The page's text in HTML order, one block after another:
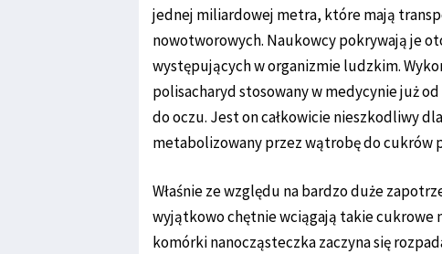
jednej miliardowej metra, które mają
nowotworowych. Naukowcy pokrywają je
występujących w organizmie ludzkim.
polisacharyd stosowany w medycynie już
do oczu. Jest on całkowicie nieszkodliwy
metabolizowany przez wątrobę do cukrów
Właśnie ze względu na bardzo duże
wyjątkowo chętnie wciągają takie cukrowe
komórki nanocząsteczka zaczyna się